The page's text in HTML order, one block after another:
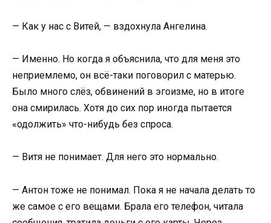
— Как у нас с Витей, — вздохнула Ангелина.
— Именно. Но когда я объяснила, что для меня это
неприемлемо, он всё-таки поговорил с матерью.
Было много слёз, обвинений в эгоизме, но в итоге
она смирилась. Хотя до сих пор иногда пытается
«одолжить» что-нибудь без спроса.
— Витя не понимает. Для него это нормально.
— Антон тоже не понимал. Пока я не начала делать то
же самое с его вещами. Брала его телефон, читала